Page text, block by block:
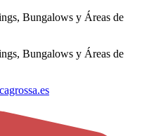
Bungalows y Áreas de
Bungalows y Áreas de